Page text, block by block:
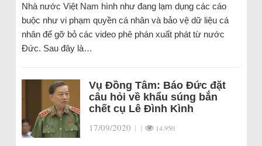
Nhà nước Việt Nam hình như đang lạm dụng các cáo
buộc như vi phạm quyền cá nhân và bảo vệ dữ liệu cá
nhân để gỡ bỏ các video phê phán xuất phát từ nước
Đức. Sau đây là…
Vụ Đồng Tâm: Báo Đức đặt
câu hỏi về khẩu súng bắn
chết cụ Lê Đình Kình
17/09/2020 | | 14.950